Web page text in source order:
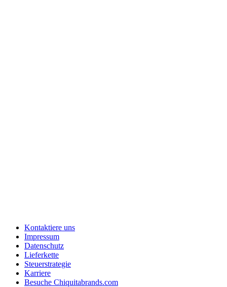
Kontaktiere uns
Impressum
Datenschutz
Lieferkette
Steuerstrategie
Karriere
Besuche Chiquitabrands.com